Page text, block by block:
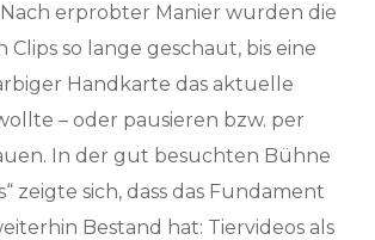
erprobter Manier wurden die
so lange geschaut, bis eine
Handkarte das aktuelle
– oder pausieren bzw. per
In der gut besuchten Bühne
zeigte sich, dass das Fundament
Bestand hat: Tiervideos als